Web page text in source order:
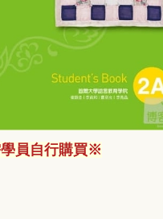
員自行購買※